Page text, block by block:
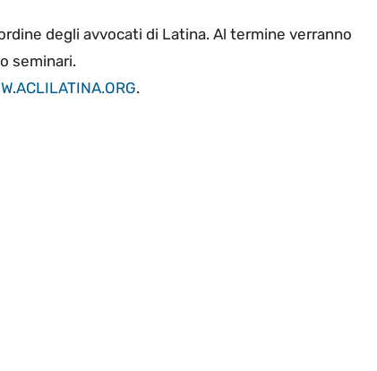
degli avvocati di Latina. Al termine verranno
seminari.
.